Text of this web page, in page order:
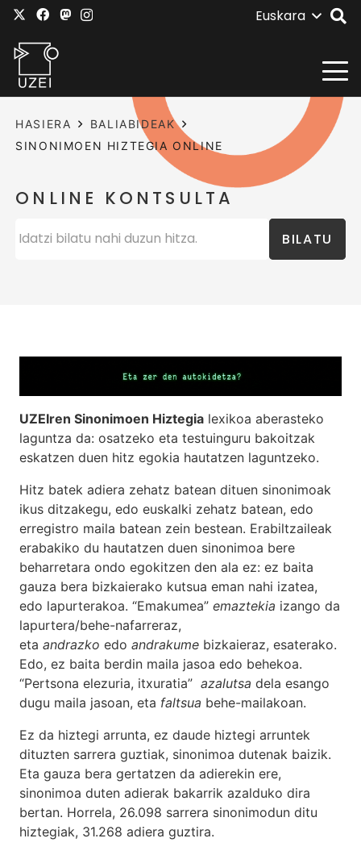
Euskara
HASIERA
BALIABIDEAK
SINONIMOEN HIZTEGIA ONLINE
ONLINE KONTSULTA
BILATU
UZEIren Sinonimoen Hiztegia lexikoa aberasteko
laguntza da: osatzeko eta testuinguru bakoitzak
eskatzen duen hitz egokia hautatzen laguntzeko.
Hitz batek adiera zehatz batean dituen sinonimoak
ikus ditzakegu, edo euskalki zehatz batean, edo
erregistro maila batean zein bestean. Erabiltzaileak
erabakiko du hautatzen duen sinonimoa bere
beharretara ondo egokitzen den ala ez: ez baita
gauza bera bizkaierako kutsua eman nahi izatea,
edo lapurterakoa. “Emakumea” emaztekia izango da
lapurtera/behe-nafarreraz,
eta andrazko edo andrakume bizkaieraz, esaterako.
Edo, ez baita berdin maila jasoa edo behekoa.
“Pertsona elezuria, itxuratia” azalutsa dela esango
dugu maila jasoan, eta faltsua behe-mailakoan.
Ez da hiztegi arrunta, ez daude hiztegi arruntek
dituzten sarrera guztiak, sinonimoa dutenak baizik.
Eta gauza bera gertatzen da adierekin ere,
sinonimoa duten adierak bakarrik azalduko dira
bertan. Horrela, 26.098 sarrera sinonimodun ditu
hiztegiak, 31.268 adiera guztira.